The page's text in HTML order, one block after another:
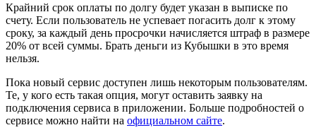
Крайний срок оплаты по долгу будет указан в выписке по
счету. Если пользователь не успевает погасить долг к этому
сроку, за каждый день просрочки начисляется штраф в размере
20% от всей суммы. Брать деньги из Кубышки в это время
нельзя.
Пока новый сервис доступен лишь некоторым пользователям.
Те, у кого есть такая опция, могут оставить заявку на
подключения сервиса в приложении. Больше подробностей о
сервисе можно найти на официальном сайте.